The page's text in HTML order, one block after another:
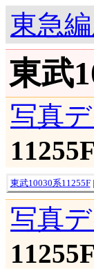
東急
東武
写真
11255F
東武10030系11255F|
写真
11255F